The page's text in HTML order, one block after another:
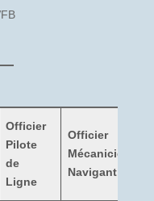
Officier
Pilote
de
Ligne
Officier
Mécanicien
Navigant